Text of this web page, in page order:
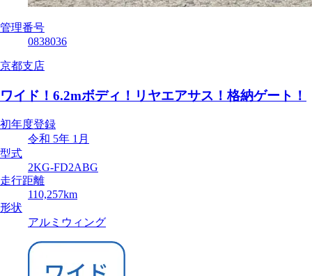
管理番号
0838036
京都支店
ワイド！6.2mボディ！リヤエアサス！格納ゲート！
初年度登録
令和 5年 1月
型式
2KG-FD2ABG
走行距離
110,257km
形状
アルミウィング